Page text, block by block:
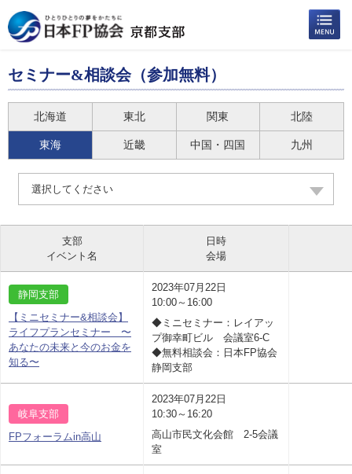
セミナー&相談会（参加無料）
北海道 東北 関東 北陸
東海 近畿 中国・四国 九州
選択してください
支部
イベント名
日時
会場
静岡支部
【ミニセミナー&相談会】
ライフプランセミナー 〜
あなたの未来と今のお金を
知る〜
2023年07月22日
10:00～16:00
◆ミニセミナー：レイアッ
プ御幸町ビル 会議室6-C
◆無料相談会：日本FP協会
静岡支部
岐阜支部
FPフォーラムin高山
2023年07月22日
10:30～16:20
高山市民文化会館 2-5会議
室